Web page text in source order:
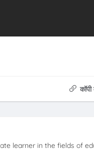
learner in the fields of